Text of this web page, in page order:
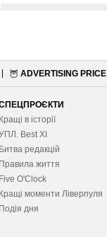
🦉 ADVERTISING PRICE
Кращі в історії
Best XІ
Битва редакцій
Правила життя
Five O'Clock
Кращі моменти Ліверпуля
Подія дня